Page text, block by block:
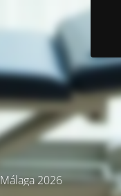
2026